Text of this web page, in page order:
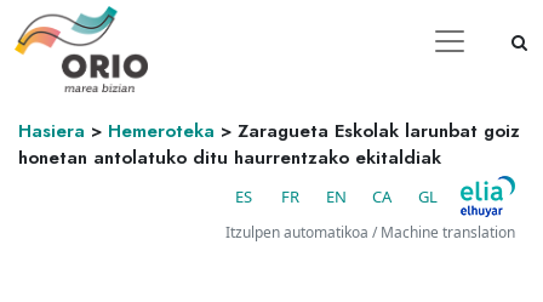
Hasiera > Hemeroteka > Zaragueta Eskolak larunbat goiz
honetan antolatuko ditu haurrentzako ekitaldiak
ES FR EN CA GL
Itzulpen automatikoa / Machine translation